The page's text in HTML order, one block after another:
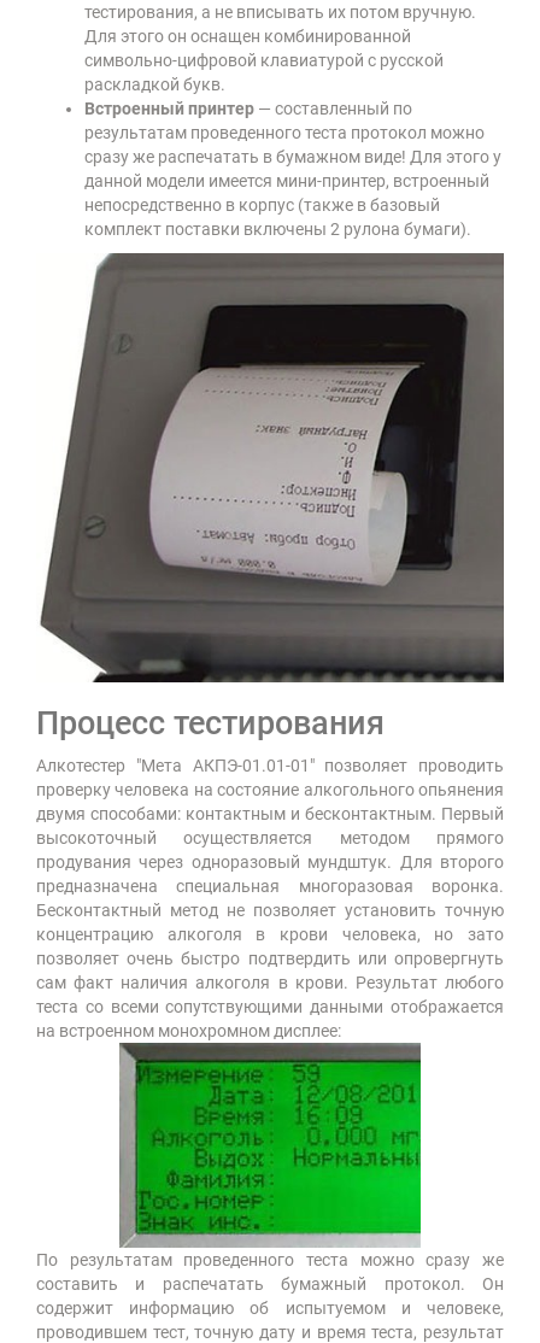
тестирования, а не вписывать их потом вручную.
Для этого он оснащен комбинированной
символьно-цифровой клавиатурой с русской
раскладкой букв.
Встроенный принтер — составленный по
результатам проведенного теста протокол можно
сразу же распечатать в бумажном виде! Для этого у
данной модели имеется мини-принтер, встроенный
непосредственно в корпус (также в базовый
комплект поставки включены 2 рулона бумаги).
Процесс тестирования
Алкотестер "Мета АКПЭ-01.01-01" позволяет проводить
проверку человека на состояние алкогольного опьянения
двумя способами: контактным и бесконтактным. Первый
высокоточный осуществляется методом прямого
продувания через одноразовый мундштук. Для второго
предназначена специальная многоразовая воронка.
Бесконтактный метод не позволяет установить точную
концентрацию алкоголя в крови человека, но зато
позволяет очень быстро подтвердить или опровергнуть
сам факт наличия алкоголя в крови. Результат любого
теста со всеми сопутствующими данными отображается
на встроенном монохромном дисплее:
По результатам проведенного теста можно сразу же
составить и распечатать бумажный протокол. Он
содержит информацию об испытуемом и человеке,
проводившем тест, точную дату и время теста, результат